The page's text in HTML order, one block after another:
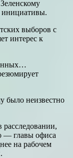
инициативы.
выборов с
интерес к
было неизвестно
расследовании,
— главы офиса
на рабочем